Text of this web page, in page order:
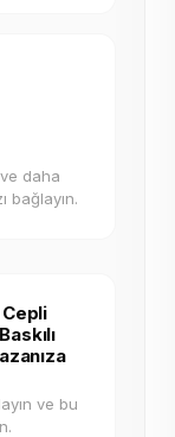
daha
bağlayın.
ve bu